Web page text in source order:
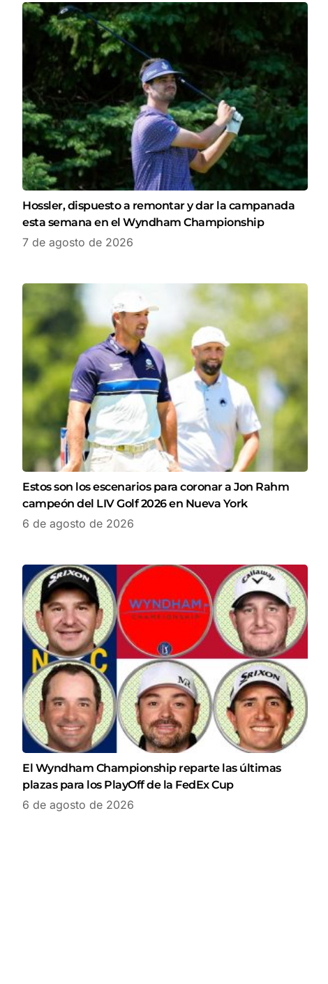
Hossler, dispuesto a remontar y dar la campanada
esta semana en el Wyndham Championship
7 de agosto de 2026
Estos son los escenarios para coronar a Jon Rahm
campeón del LIV Golf 2026 en Nueva York
6 de agosto de 2026
El Wyndham Championship reparte las últimas
plazas para los PlayOff de la FedEx Cup
6 de agosto de 2026